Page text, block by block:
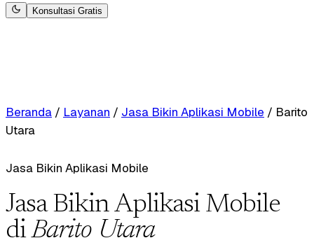
Konsultasi Gratis
Beranda / Layanan / Jasa Bikin Aplikasi Mobile / Barito
Utara
Jasa Bikin Aplikasi Mobile
Jasa Bikin Aplikasi Mobile
diBarito Utara